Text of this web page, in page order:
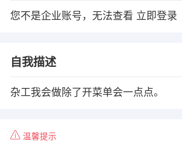
您不是企业账号，无法查看 立即登录
自我描述
杂工我会做除了开菜单会一点点。
温馨提示